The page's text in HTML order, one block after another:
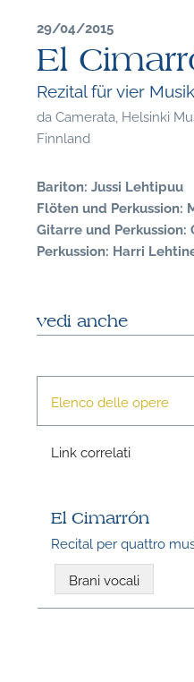
29/04/2015
El
Rezital für vier
daCamerata, Helsinki
Finnland
Bariton: Jussi Lehtipuu
Flöten und Perkussion:
Gitarre und Perkussion:
Perkussion: Harri
vedi anche
Elenco delle opere
Link correlati
El Cimarrón
Recital per quattro
Brani vocali